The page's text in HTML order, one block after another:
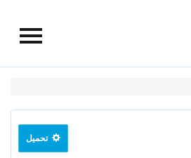
تحميل